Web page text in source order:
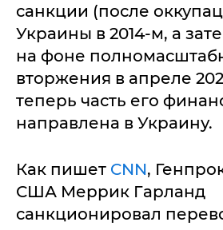
санкции (после
Украины в 2014-м, а
на фоне
вторжения в апреле
теперь часть его
направлена в Украину.
Как пишет CNN,
США Меррик Гарланд
санкционировал